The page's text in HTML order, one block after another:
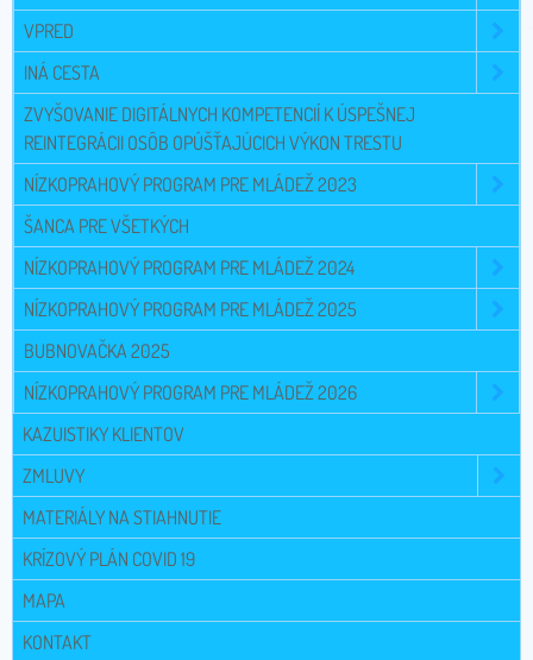
VPRED
INÁ CESTA
ZVYŠOVANIE DIGITÁLNYCH KOMPETENCIÍ K ÚSPEŠNEJ
REINTEGRÁCII OSÔB OPÚŠŤAJÚCICH VÝKON TRESTU
NÍZKOPRAHOVÝ PROGRAM PRE MLÁDEŽ 2023
ŠANCA PRE VŠETKÝCH
NÍZKOPRAHOVÝ PROGRAM PRE MLÁDEŽ 2024
NÍZKOPRAHOVÝ PROGRAM PRE MLÁDEŽ 2025
BUBNOVAČKA 2025
NÍZKOPRAHOVÝ PROGRAM PRE MLÁDEŽ 2026
KAZUISTIKY KLIENTOV
ZMLUVY
MATERIÁLY NA STIAHNUTIE
KRÍZOVÝ PLÁN COVID 19
MAPA
KONTAKT